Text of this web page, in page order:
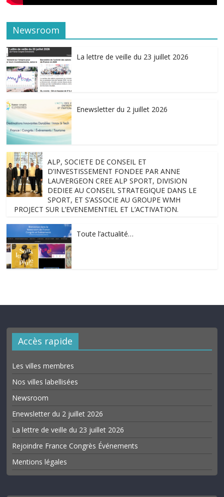
Newsroom
La lettre de veille du 23 juillet 2026
Enewsletter du 2 juillet 2026
ALP, SOCIETE DE CONSEIL ET
D’INVESTISSEMENT FONDEE PAR ANNE
LAUVERGEON CREE ALP SPORT, DIVISION
DEDIEE AU CONSEIL STRATEGIQUE DANS LE
SPORT, ET S’ASSOCIE AU GROUPE WMH
PROJECT SUR L’EVENEMENTIEL ET L’ACTIVATION.
Toute l’actualité…
Accès rapide
Les villes membres
Nos villes labellisées
Newsroom
Enewsletter du 2 juillet 2026
La lettre de veille du 23 juillet 2026
Rejoindre France Congrès Événements
Mentions légales